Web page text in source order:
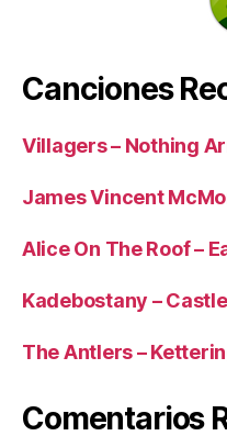
Canciones
Villagers – Nothing
James Vincent
Alice On The Roof –
Kadebostany –
The Antlers –
Comentarios